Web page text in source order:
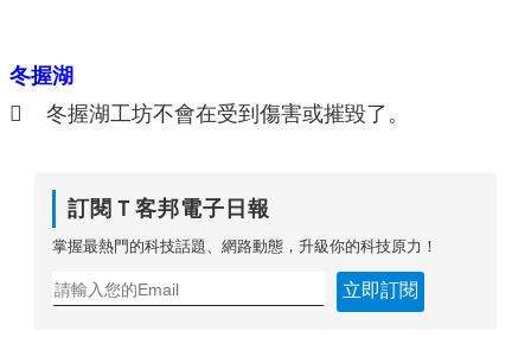
冬握湖
 冬握湖工坊不會在受到傷害或摧毀了。
訂閱Ｔ客邦電子日報
掌握最熱門的科技話題、網路動態，升級你的科技原力！
立即訂閱